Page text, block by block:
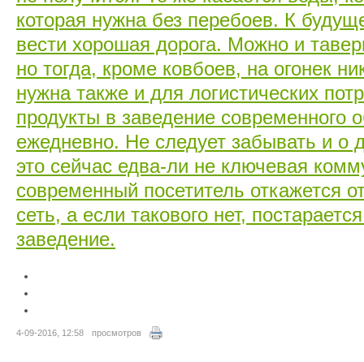
которая нужна без перебоев. К
вести хорошая дорога. Можно и
но тогда, кроме ковбоев, на огонек
нужна также и для логистических
продукты в заведение современного
ежедневно. Не следует забывать и о
это сейчас едва-ли не ключевая
современный посетитель откажется
сеть, а если такового нет,
заведение.
4-09-2016, 12:58 просмотров